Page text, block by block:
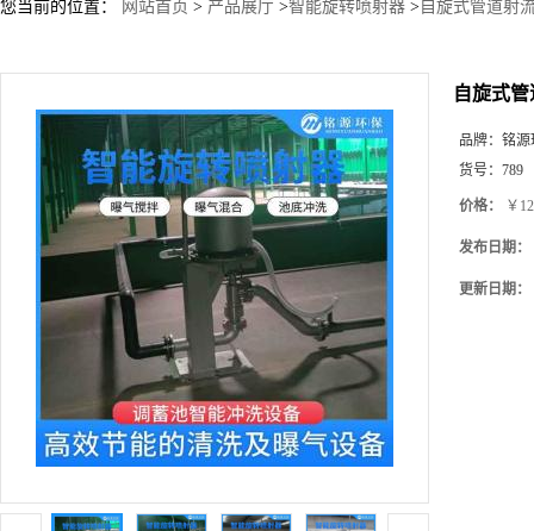
您当前的位置： 网站首页 > 产品展厅 >智能旋转喷射器 > 自旋式管道射
自旋式
品牌： 铭源
货号： 789
价格： ￥
发布日期：
更新日期：